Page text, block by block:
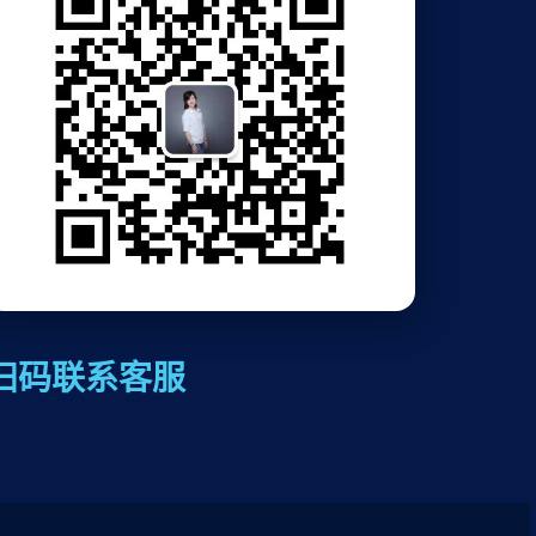
码联系客服